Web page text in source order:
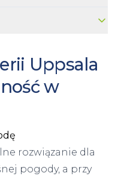
Uppsala
w
rozwiązanie dla
pogody, a przy